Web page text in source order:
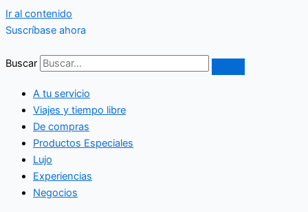
Ir al contenido
Suscríbase ahora
Buscar
A tu servicio
Viajes y tiempo libre
De compras
Productos Especiales
Lujo
Experiencias
Negocios